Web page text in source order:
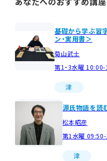
基礎から学ぶ習
ン・実用書＞
菊山武士
第1・3水曜
津
源氏物語を読
松本昭彦
第1水曜
津